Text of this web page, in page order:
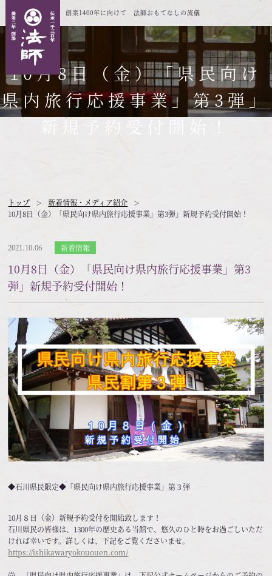
創業1400年に向けて 法師おもてなしの流儀
10月8日（金）「県民向け
県内旅行応援事業」第3弾」
新規予約受付開始！
トップ
新着情報・メディア紹介
10月8日（金）「県民向け県内旅行応援事業」第3弾」新規予約受付開始！
2021.10.06 新着情報
10月8日（金）「県民向け県内旅行応援事業」第3
弾」新規予約受付開始！
◆石川県民限定◆「県民向け県内旅行応援事業」第３弾
10月８日（金）新規予約受付を開始致します！
石川県民の皆様は、1300年の歴史ある当館で、悠久のひと時をお過ごしいただ
ければ幸いです。詳しくは、下記をご覧くださいませ。
https://ishikawaryokououen.com/